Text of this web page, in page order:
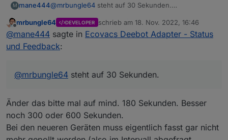
M mane444@mrbungle64 steht auf 30 Sekunden.
deebot.0.map teilweise alle 2 Sekunden ändern.
mrbungle64 DEVELOPER schrieb am 18. Nov. 2022, 16:46
zuletzt editiert von
@mane444 sagte in Ecovacs Deebot Adapter - Status
und Feedback:
@mrbungle64 steht auf 30 Sekunden.
Änder das bitte mal auf mind. 180 Sekunden. Besser
noch 300 oder 600 Sekunden.
Bei den neueren Geräten muss eigentlich fasst gar nicht